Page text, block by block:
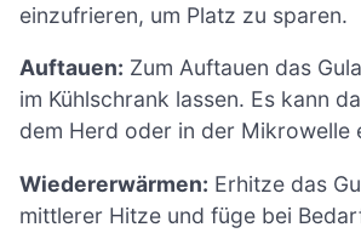
einzufrieren, um Platz zu sparen.
Auftauen: Zum Auftauen das
im Kühlschrank lassen. Es kann
dem Herd oder in der Mikrowelle
Wiedererwärmen: Erhitze das
mittlerer Hitze und füge bei